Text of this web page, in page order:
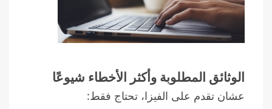
الوثائق المطلوبة وأكثر الأخطاء شيوعًا
عشان تقدم على الفيزا، تحتاج فقط: